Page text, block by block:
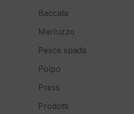
Baccala
Merluzzo
Pesce spada
Polpo
Press
Prodotti